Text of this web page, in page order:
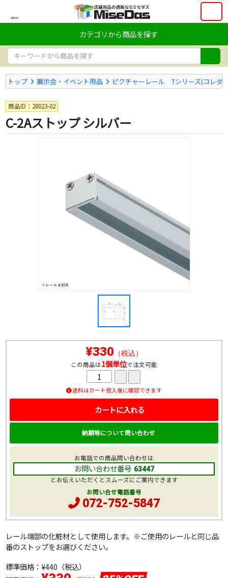
MENU
カテゴリから商品を探す
トップ 展示会・イベント用品 ピクチャーレール Tシリーズ(コレダ
商品ID：28023-02
C-2Aストップ シルバー
レール端部の化粧材として使用します。※ご使用のレールと同じ品
番のストップをお選びください。
標準価格： ¥440 （税込）
¥330 （税込）
この商品は1個単位で注文可能
送料はカート投入後に確認できます
カートに入れる
納期等について問い合わせ
お電話での商品問い合わせは
お問い合わせ番号 63447
とお伝えいただくとスムーズにご案内できます
お問い合せ電話番号
072-752-5847